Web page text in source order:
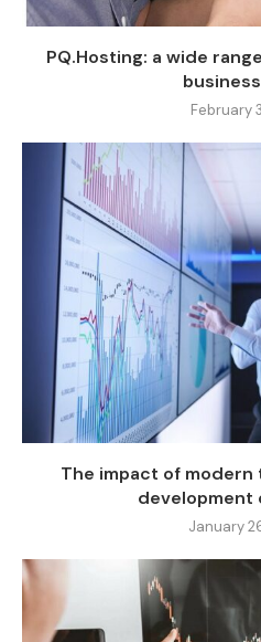
PQ.Hosting: a wide
February
The impact of
development
January